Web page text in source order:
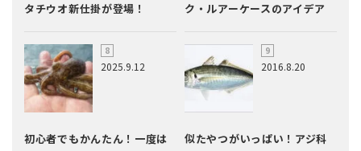
タチウオ新仕掛が登場！
ク・ルアーケースのアイデア
2025.9.12
初心者でもかんたん！一度は
2016.8.20
似たやつがいっぱい！アジ科